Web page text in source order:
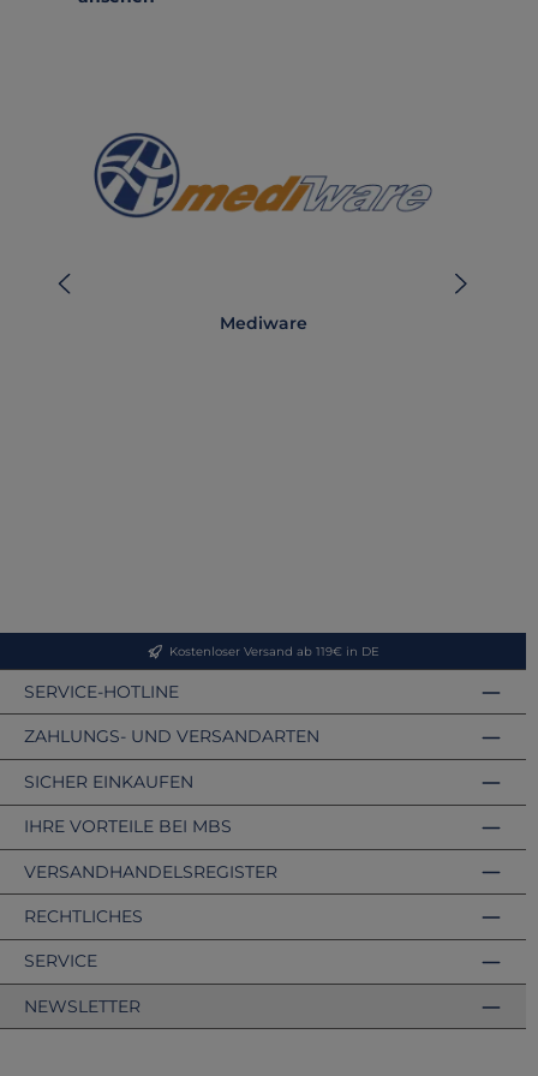
Mediware
Kostenloser Versand ab 119€ in DE
SERVICE-HOTLINE
ZAHLUNGS- UND VERSANDARTEN
VERSANDHANDELSREGISTER
SICHER EINKAUFEN
IHRE VORTEILE BEI MBS
RECHTLICHES
SERVICE
NEWSLETTER